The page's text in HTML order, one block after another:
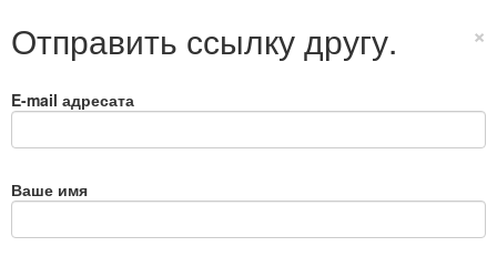
Отправить ссылку другу. ×
E-mail адресата
Ваше имя